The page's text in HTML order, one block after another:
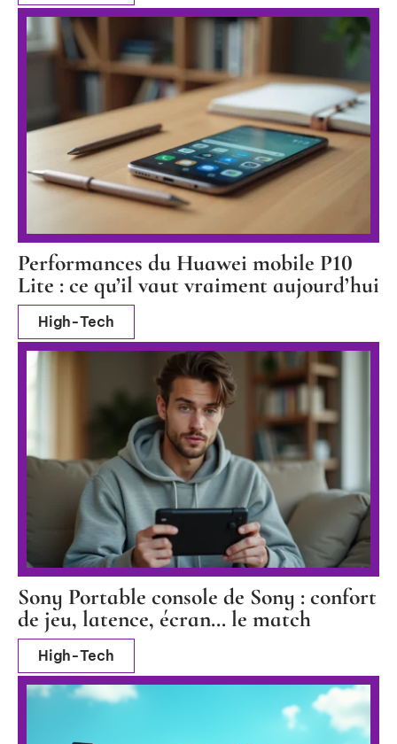
Performances du Huawei mobile P10
Lite : ce qu’il vaut vraiment aujourd’hui
High-Tech
Sony Portable console de Sony : confort
de jeu, latence, écran… le match
High-Tech